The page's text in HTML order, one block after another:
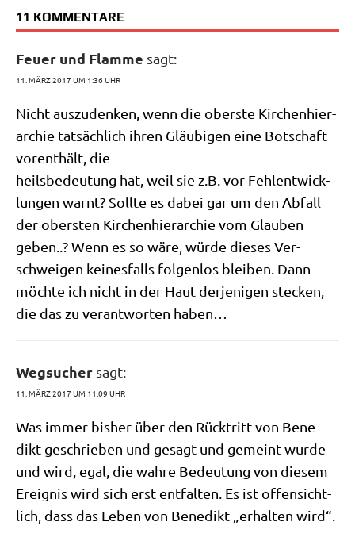
11 KOMMENTARE
Feuer und Flamme sagt:
11. MÄRZ 2017 UM 1:36 UHR
Nicht aus­zu­den­ken, wenn die ober­ste Kir­chen­hier­
ar­chie tat­säch­lich ihren Gläu­bi­gen eine Bot­schaft
vor­ent­hält, die
heils­be­deu­tung hat, weil sie z.B. vor Fehl­ent­wick­
lun­gen warnt? Soll­te es dabei gar um den Abfall
der ober­sten Kir­chen­hier­ar­chie vom Glau­ben
geben..? Wenn es so wäre, wür­de die­ses Ver­
schwei­gen kei­nes­falls fol­gen­los blei­ben. Dann
möch­te ich nicht in der Haut der­je­ni­gen stecken,
die das zu ver­ant­wor­ten haben…
Wegsucher sagt:
11. MÄRZ 2017 UM 11:09 UHR
Was immer bis­her über den Rück­tritt von Bene­
dikt geschrie­ben und gesagt und gemeint wur­de
und wird, egal, die wah­re Bedeu­tung von die­sem
Ereig­nis wird sich erst ent­fal­ten. Es ist offen­sicht­
lich, dass das Leben von Bene­dikt „erhal­ten wird“.